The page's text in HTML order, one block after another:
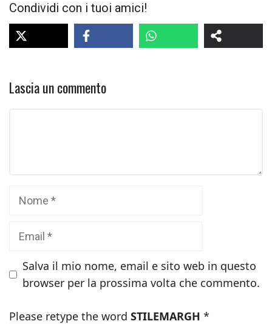
Condividi con i tuoi amici!
Lascia un commento
Salva il mio nome, email e sito web in questo
browser per la prossima volta che commento.
Please retype the word STILEMARGH *